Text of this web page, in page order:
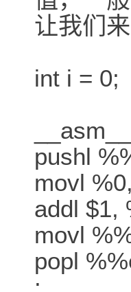
让我们
int i = 0;
pushl
movl
addl $1,
movl
popl